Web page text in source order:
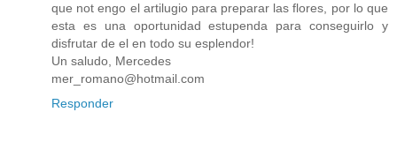
que not engo el artilugio para preparar las flores, por lo que
esta es una oportunidad estupenda para conseguirlo y
disfrutar de el en todo su esplendor!
Un saludo, Mercedes
mer_romano@hotmail.com
Responder